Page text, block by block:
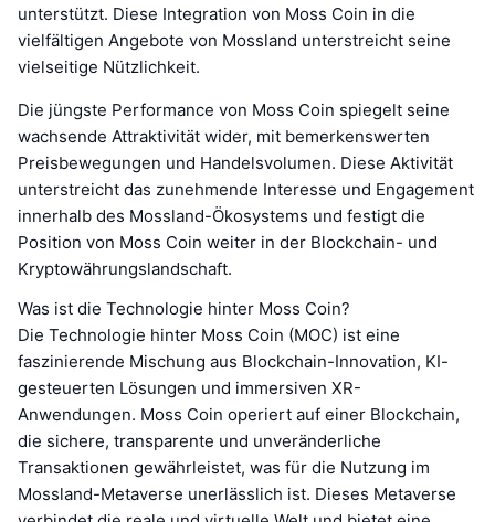
unterstützt. Diese Integration von Moss Coin in die
vielfältigen Angebote von Mossland unterstreicht seine
vielseitige Nützlichkeit.
Die jüngste Performance von Moss Coin spiegelt seine
wachsende Attraktivität wider, mit bemerkenswerten
Preisbewegungen und Handelsvolumen. Diese Aktivität
unterstreicht das zunehmende Interesse und Engagement
innerhalb des Mossland-Ökosystems und festigt die
Position von Moss Coin weiter in der Blockchain- und
Kryptowährungslandschaft.
Was ist die Technologie hinter Moss Coin?
Die Technologie hinter Moss Coin (MOC) ist eine
faszinierende Mischung aus Blockchain-Innovation, KI-
gesteuerten Lösungen und immersiven XR-
Anwendungen. Moss Coin operiert auf einer Blockchain,
die sichere, transparente und unveränderliche
Transaktionen gewährleistet, was für die Nutzung im
Mossland-Metaverse unerlässlich ist. Dieses Metaverse